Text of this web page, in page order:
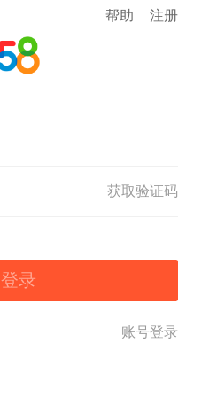
帮助 注册
获取验证码
登录
账号登录